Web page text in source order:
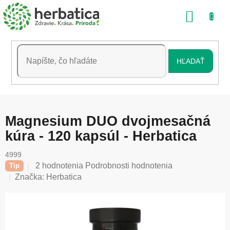
Prejsť
na
obsah
HĽADAŤ
Magnesium DUO dvojmesačná
kúra - 120 kapsúl - Herbatica
4999
Tip
Priemerné
hodnotenie
2 hodnotenia Podrobnosti hodnotenia
Značka: Herbatica